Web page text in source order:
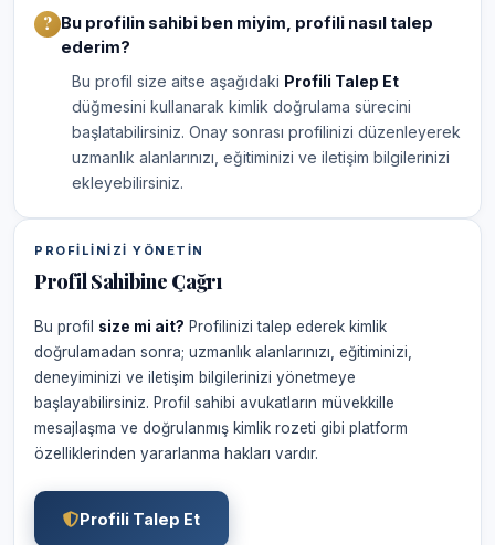
Bu profilin sahibi ben miyim, profili nasıl talep
ederim?
Bu profil size aitse aşağıdaki Profili Talep Et
düğmesini kullanarak kimlik doğrulama sürecini
başlatabilirsiniz. Onay sonrası profilinizi düzenleyerek
uzmanlık alanlarınızı, eğitiminizi ve iletişim bilgilerinizi
ekleyebilirsiniz.
PROFILINIZI YÖNETIN
Profil Sahibine Çağrı
Bu profil size mi ait? Profilinizi talep ederek kimlik
doğrulamadan sonra; uzmanlık alanlarınızı, eğitiminizi,
deneyiminizi ve iletişim bilgilerinizi yönetmeye
başlayabilirsiniz. Profil sahibi avukatların müvekkille
mesajlaşma ve doğrulanmış kimlik rozeti gibi platform
özelliklerinden yararlanma hakları vardır.
Profili Talep Et